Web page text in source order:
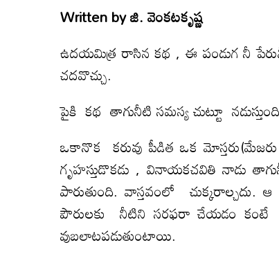
Written byజి. వెంక‌ట‌కృష్ణ‌
ఉదయమిత్ర రాసిన కథ , ఈ పండుగ నీ
చదవొచ్చు.
పైకి కథ తాగునీటి సమస్య చుట్టూ
ఒకానొక కరువు పీడిత ఒక
గృహస్తుడొకడు , వినాయకచవితి నాడు
పారుతుంది. వాస్తవంలో
పౌరులకు నీటిని సరఫరా చేయడం
వుబలాటపడుతుంటాయి.